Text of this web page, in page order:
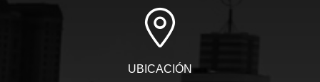
UBICACIÓN